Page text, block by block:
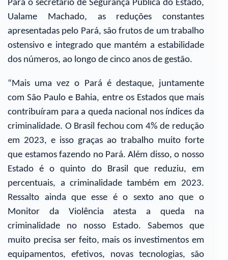
Para o secretário de Segurança Pública do Estado,
Ualame Machado, as reduções constantes
apresentadas pelo Pará, são frutos de um trabalho
ostensivo e integrado que mantém a estabilidade
dos números, ao longo de cinco anos de gestão.
“Mais uma vez o Pará é destaque, juntamente
com São Paulo e Bahia, entre os Estados que mais
contribuíram para a queda nacional nos índices da
criminalidade. O Brasil fechou com 4% de redução
em 2023, e isso graças ao trabalho muito forte
que estamos fazendo no Pará. Além disso, o nosso
Estado é o quinto do Brasil que reduziu, em
percentuais, a criminalidade também em 2023.
Ressalto ainda que esse é o sexto ano que o
Monitor da Violência atesta a queda na
criminalidade no nosso Estado. Sabemos que
muito precisa ser feito, mais os investimentos em
equipamentos, efetivos, novas tecnologias, são